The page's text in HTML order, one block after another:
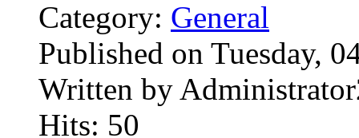
Category: General
Published on Tuesday,
Written by
Hits: 50